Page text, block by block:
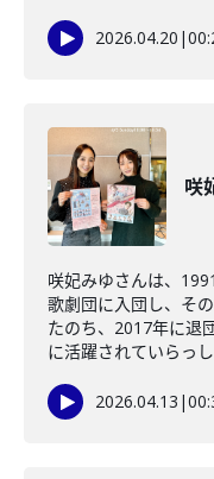
2026.04.20 |
咲
咲妃みゆさんは、
歌劇団に入団し、そ
たのち、2017年に退
に活躍されていらっ
2026.04.13 |